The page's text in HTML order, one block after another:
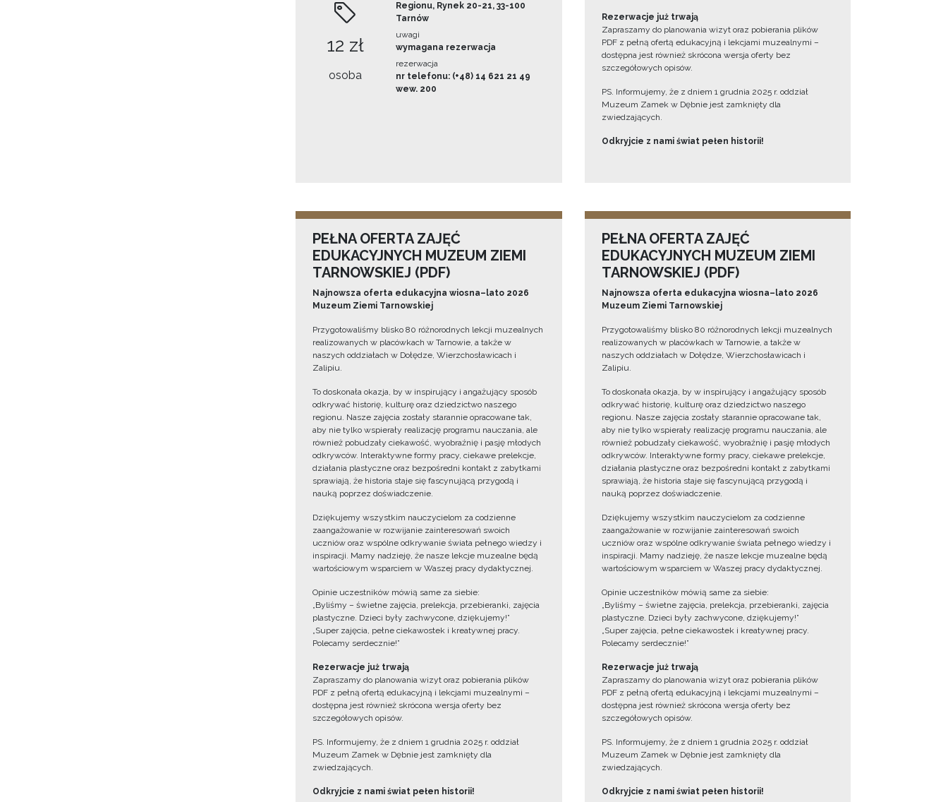
12 zł
osoba
Regionu, Rynek 20-21, 33-100
Tarnów
uwagi
wymagana rezerwacja
rezerwacja
nr telefonu: (+48) 14 621 21 49
wew. 200
Rezerwacje już trwają
Zapraszamy do planowania wizyt oraz pobierania plików
PDF z pełną ofertą edukacyjną i lekcjami muzealnymi –
dostępna jest również skrócona wersja oferty bez
szczegółowych opisów.
PS. Informujemy, że z dniem 1 grudnia 2025 r. oddział
Muzeum Zamek w Dębnie jest zamknięty dla
zwiedzających.
Odkryjcie z nami świat pełen historii!
PEŁNA OFERTA ZAJĘĆ
EDUKACYJNYCH MUZEUM ZIEMI
TARNOWSKIEJ (PDF)
Najnowsza oferta edukacyjna wiosna–lato 2026
Muzeum Ziemi Tarnowskiej
Przygotowaliśmy blisko 80 różnorodnych lekcji muzealnych
realizowanych w placówkach w Tarnowie, a także w
naszych oddziałach w Dołędze, Wierzchosławicach i
Zalipiu.
To doskonała okazja, by w inspirujący i angażujący sposób
odkrywać historię, kulturę oraz dziedzictwo naszego
regionu. Nasze zajęcia zostały starannie opracowane tak,
aby nie tylko wspierały realizację programu nauczania, ale
również pobudzały ciekawość, wyobraźnię i pasję młodych
odkrywców. Interaktywne formy pracy, ciekawe prelekcje,
działania plastyczne oraz bezpośredni kontakt z zabytkami
sprawiają, że historia staje się fascynującą przygodą i
nauką poprzez doświadczenie.
Dziękujemy wszystkim nauczycielom za codzienne
zaangażowanie w rozwijanie zainteresowań swoich
uczniów oraz wspólne odkrywanie świata pełnego wiedzy i
inspiracji. Mamy nadzieję, że nasze lekcje muzealne będą
wartościowym wsparciem w Waszej pracy dydaktycznej.
Opinie uczestników mówią same za siebie:
„Byliśmy – świetne zajęcia, prelekcja, przebieranki, zajęcia
plastyczne. Dzieci były zachwycone, dziękujemy!”
„Super zajęcia, pełne ciekawostek i kreatywnej pracy.
Polecamy serdecznie!”
Rezerwacje już trwają
Zapraszamy do planowania wizyt oraz pobierania plików
PDF z pełną ofertą edukacyjną i lekcjami muzealnymi –
dostępna jest również skrócona wersja oferty bez
szczegółowych opisów.
PS. Informujemy, że z dniem 1 grudnia 2025 r. oddział
Muzeum Zamek w Dębnie jest zamknięty dla
zwiedzających.
Odkryjcie z nami świat pełen historii!
PEŁNA OFERTA ZAJĘĆ
EDUKACYJNYCH MUZEUM ZIEMI
TARNOWSKIEJ (PDF)
Najnowsza oferta edukacyjna wiosna–lato 2026
Muzeum Ziemi Tarnowskiej
Przygotowaliśmy blisko 80 różnorodnych lekcji muzealnych
realizowanych w placówkach w Tarnowie, a także w
naszych oddziałach w Dołędze, Wierzchosławicach i
Zalipiu.
To doskonała okazja, by w inspirujący i angażujący sposób
odkrywać historię, kulturę oraz dziedzictwo naszego
regionu. Nasze zajęcia zostały starannie opracowane tak,
aby nie tylko wspierały realizację programu nauczania, ale
również pobudzały ciekawość, wyobraźnię i pasję młodych
odkrywców. Interaktywne formy pracy, ciekawe prelekcje,
działania plastyczne oraz bezpośredni kontakt z zabytkami
sprawiają, że historia staje się fascynującą przygodą i
nauką poprzez doświadczenie.
Dziękujemy wszystkim nauczycielom za codzienne
zaangażowanie w rozwijanie zainteresowań swoich
uczniów oraz wspólne odkrywanie świata pełnego wiedzy i
inspiracji. Mamy nadzieję, że nasze lekcje muzealne będą
wartościowym wsparciem w Waszej pracy dydaktycznej.
Opinie uczestników mówią same za siebie:
„Byliśmy – świetne zajęcia, prelekcja, przebieranki, zajęcia
plastyczne. Dzieci były zachwycone, dziękujemy!”
„Super zajęcia, pełne ciekawostek i kreatywnej pracy.
Polecamy serdecznie!”
Rezerwacje już trwają
Zapraszamy do planowania wizyt oraz pobierania plików
PDF z pełną ofertą edukacyjną i lekcjami muzealnymi –
dostępna jest również skrócona wersja oferty bez
szczegółowych opisów.
PS. Informujemy, że z dniem 1 grudnia 2025 r. oddział
Muzeum Zamek w Dębnie jest zamknięty dla
zwiedzających.
Odkryjcie z nami świat pełen historii!